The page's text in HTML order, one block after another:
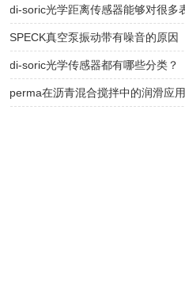
SPECK真空泵振动带有噪音的原因
di-soric光学传感器都有哪些分类？
perma在沥青混合搅拌中的润滑应用